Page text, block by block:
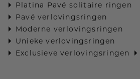
Platina Pavé solitaire ringen
Pavé verlovingsringen
Moderne verlovingsringen
Unieke verlovingsringen
Exclusieve verlovingsringen